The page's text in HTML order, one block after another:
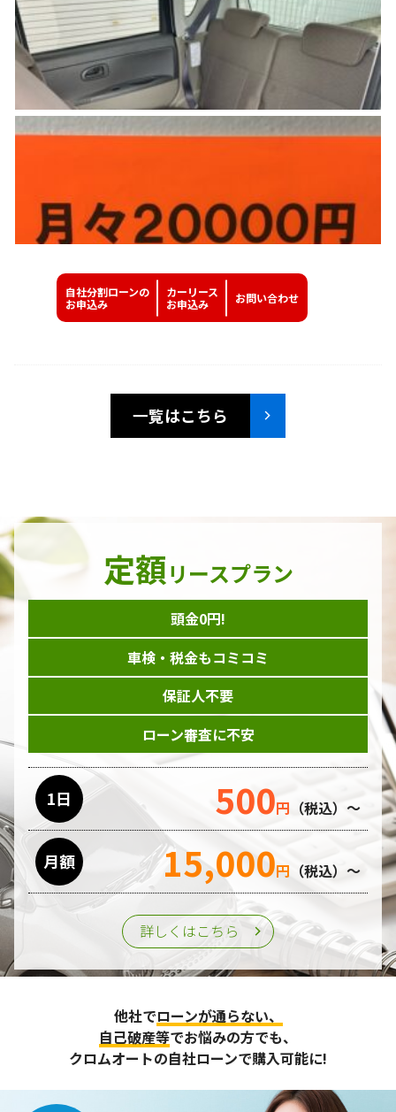
自社分割ローンの
お申込み
カーリース
お申込み
お問い合わせ
一覧はこちら
定額リースプラン
頭金0円!
車検・税金もコミコミ
保証人不要
ローン審査に不安
1日 500円 （税込）～
月額 15,000円 （税込）～
詳しくはこちら
他社でローンが通らない、
自己破産等でお悩みの方でも、
クロムオートの自社ローンで購入可能に!